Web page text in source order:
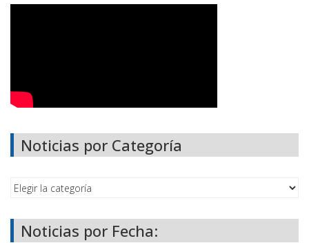
Noticias por Categoría
Noticias por Fecha: